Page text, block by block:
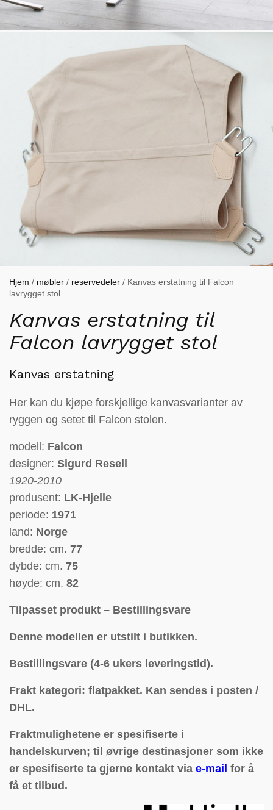
Hjem / møbler / reservedeler / Kanvas erstatning til Falcon
lavrygget stol
Kanvas erstatning til
Falcon lavrygget stol
Kanvas erstatning
Her kan du kjøpe forskjellige kanvasvarianter av
ryggen og setet til Falcon stolen.
modell: Falcon
designer: Sigurd Resell
1920-2010
produsent: LK-Hjelle
periode: 1971
land: Norge
bredde: cm. 77
dybde: cm. 75
høyde: cm. 82
Tilpasset produkt – Bestillingsvare
Denne modellen er utstilt i butikken.
Bestillingsvare (4-6 ukers leveringstid).
Frakt kategori: flatpakket. Kan sendes i posten /
DHL.
Fraktmulighetene er spesifiserte i
handelskurven; til øvrige destinasjoner som ikke
er spesifiserte ta gjerne kontakt via e-mail for å
få et tilbud.